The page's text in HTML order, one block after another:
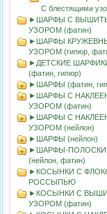
С блестящими
►ШАРФЫ С
УЗОРОМ (фатин)
►ШАРФЫ
УЗОРОМ (гипюр,
►ДЕТСКИЕ
(фатин, гипюр)
►ШАРФЫ (фатин,
►ШАРФЫ С
УЗОРОМ (фатин)
►ШАРФЫ С
УЗОРОМ (нейлон)
►ШАРФЫ (нейлон)
►ШАРФЫ-ПОЛОСКИ
(нейлон, фатин)
►КОСЫНКИ С
РОССЫПЬЮ
►КОСЫНКИ С
УЗОРОМ (фатин)